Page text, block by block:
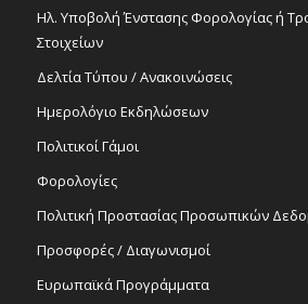
Ηλ. Υποβολή Ένστασης Φορολογίας ή
Στοιχείων
Δελτία Τύπου / Ανακοινώσεις
Ημερολόγιο Εκδηλώσεων
Πολιτικοί Γάμοι
Φορολογίες
Πολιτική Προστασίας Προσωπικών
Προσφορές / Διαγωνισμοί
Ευρωπαϊκά Προγράμματα